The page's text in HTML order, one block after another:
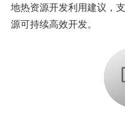
地热资源开发利用建议，
源可持续高效开发。